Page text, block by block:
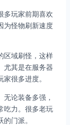
多玩家前期喜欢
为怪物刷新速度
区域刷怪，这样
尤其是在服务器
很多进度。
论装备多强，
吃力。很多老玩
门派。